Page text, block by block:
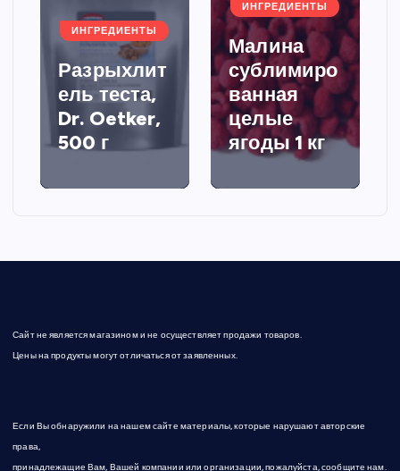
ИНГРЕДИЕНТЫ
Разрыхлит
ель теста,
Dr. Oetker,
500 г
ИНГРЕДИЕНТЫ
Малина
сублимиро
ванная
целые
ягоды 1 кг
Сайт не является магазином и не осуществляет продажи товаров.
Цены на продукты могут отличаться от заявленных.
Если Вы обнаружили на нашем сайте материалы, которые нарушают авторские
права,
принадлежащие Вам, Вашей компании или организации, пожалуйста, сообщите нам.